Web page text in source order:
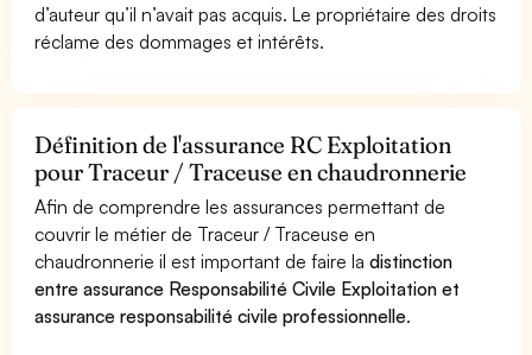
d’auteur qu’il n’avait pas acquis. Le propriétaire des droits
réclame des dommages et intérêts.
Définition de l'assurance RC Exploitation
pour Traceur / Traceuse en chaudronnerie
Afin de comprendre les assurances permettant de
couvrir le métier de Traceur / Traceuse en
chaudronnerie il est important de faire ladistinction
entre assurance Responsabilité Civile Exploitation et
assurance responsabilité civile professionnelle.